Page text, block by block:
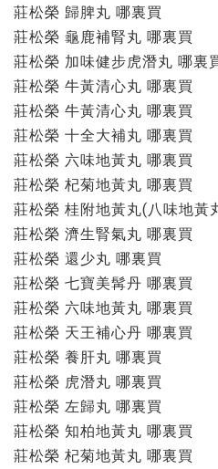
莊松榮 歸脾丸 哪裏買
莊松榮 龜鹿補腎丸 哪裏買
莊松榮 加味健步虎潛丸 哪裏
莊松榮 牛黃清心丸 哪裏買
莊松榮 牛黃清心丸 哪裏買
莊松榮 十全大補丸 哪裏買
莊松榮 六味地黃丸 哪裏買
莊松榮 杞菊地黃丸 哪裏買
莊松榮 桂附地黃丸(八味地黃
莊松榮 濟生腎氣丸 哪裏買
莊松榮 還少丸 哪裏買
莊松榮 七寶美髯丹 哪裏買
莊松榮 六味地黃丸 哪裏買
莊松榮 天王補心丹 哪裏買
莊松榮 養肝丸 哪裏買
莊松榮 虎潛丸 哪裏買
莊松榮 左歸丸 哪裏買
莊松榮 知柏地黃丸 哪裏買
莊松榮 杞菊地黃丸 哪裏買